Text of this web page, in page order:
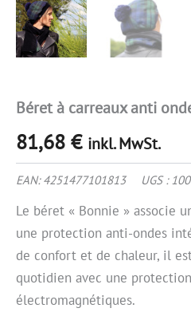
Béret à carreaux anti
81,68 € inkl. MwSt.
EAN:4251477101813 UGS :
Le béret « Bonnie » associe
une protection anti-ondes
de confort et de chaleur, il
quotidien avec une
électromagnétiques.